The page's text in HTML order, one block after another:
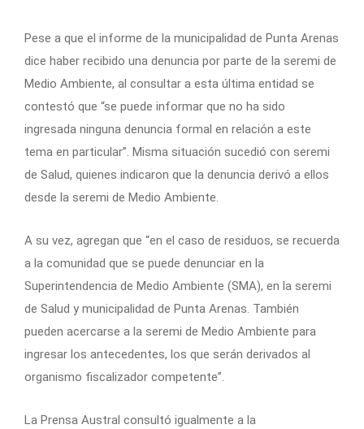
Pese a que el informe de la municipalidad de Punta Arenas
dice haber recibido una denuncia por parte de la seremi de
Medio Ambiente, al consultar a esta última entidad se
contestó que “se puede informar que no ha sido
ingresada ninguna denuncia formal en relación a este
tema en particular”. Misma situación sucedió con seremi
de Salud, quienes indicaron que la denuncia derivó a ellos
desde la seremi de Medio Ambiente.
A su vez, agregan que “en el caso de residuos, se recuerda
a la comunidad que se puede denunciar en la
Superintendencia de Medio Ambiente (SMA), en la seremi
de Salud y municipalidad de Punta Arenas. También
pueden acercarse a la seremi de Medio Ambiente para
ingresar los antecedentes, los que serán derivados al
organismo fiscalizador competente”.
La Prensa Austral consultó igualmente a la